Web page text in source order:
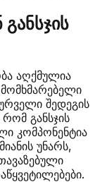
აღქმულია
შედეგის
განსჯის
კომპონენტია
უნარს,